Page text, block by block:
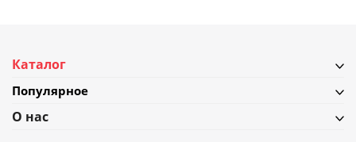
Каталог
Популярное
О нас